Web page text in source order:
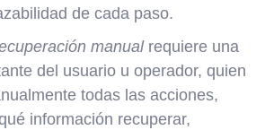
de cada paso.
manualrequiere una
del usuario u operador, quien
todas las acciones,
información recuperar,